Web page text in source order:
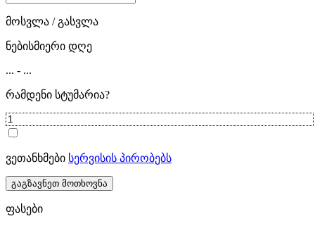
მოსვლა / გასვლა
ნებისმიერი დღე
... - ...
რამდენი სტუმარია?
ვეთანხმები სერვისის პირობებს
გაგზავნეთ მოთხოვნა
ფასები